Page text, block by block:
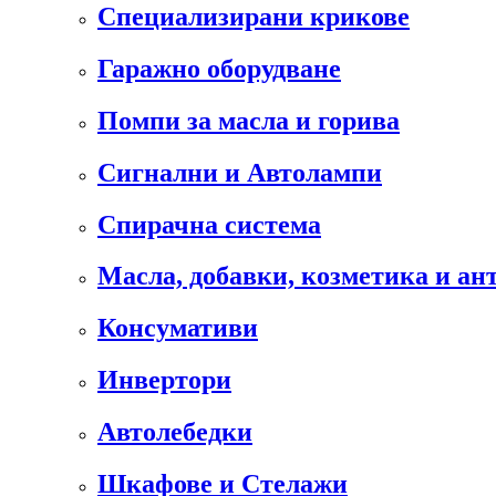
Специализирани крикове
Гаражно оборудване
Помпи за масла и горива
Сигнални и Автолампи
Спирачна система
Масла, добавки, козметика и
Консумативи
Инвертори
Автолебедки
Шкафове и Стелажи